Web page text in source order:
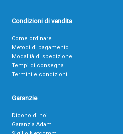
Condizioni di vendita
Come ordinare
Metodi di pagamento
Modalità di spedizione
Tempi di consegna
Termini e condizioni
Garanzie
Dicono di noi
Garanzia Adam